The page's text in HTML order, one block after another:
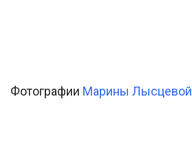
Фотографии Марины Лысцевой